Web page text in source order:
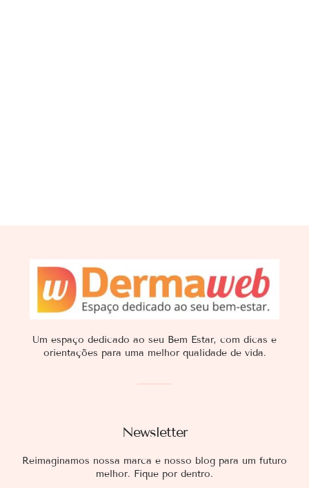
Newsletter
Reimaginamos nossa marca e nosso blog para um futuro
melhor. Fique por dentro.
Um espaço dedicado ao seu Bem Estar, com dicas e
orientações para uma melhor qualidade de vida.